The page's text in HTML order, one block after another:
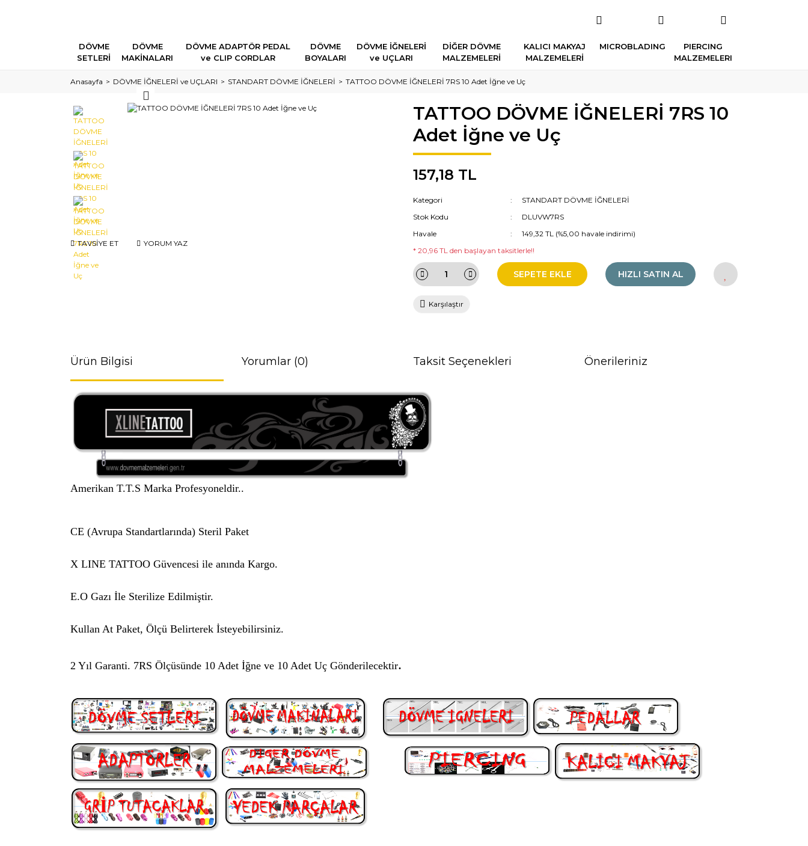
DÖVME
SETLERİ
DÖVME
MAKİNALARI
DÖVME ADAPTÖR PEDAL
ve CLIP CORDLAR
DÖVME
BOYALARI
DÖVME İĞNELERİ
ve UÇLARI
DİĞER DÖVME
MALZEMELERİ
KALICI MAKYAJ
MALZEMELERİ
MICROBLADING
PIERCING
MALZEMELERI
Anasayfa DÖVME İĞNELERİ ve UÇLARI STANDART DÖVME İĞNELERİ TATTOO DÖVME İĞNELERİ 7RS 10 Adet İğne ve Uç
TAVSİYE ET YORUM YAZ
TATTOO DÖVME İĞNELERİ 7RS 10
Adet İğne ve Uç
157,18 TL
Kategori
STANDART DÖVME İĞNELERİ
Stok Kodu
DLUVW7RS
Havale
149,32 TL (%5,00 havale indirimi)
* 20,96 TL den başlayan taksitlerle!!
SEPETE EKLE HIZLI SATIN AL
Karşılaştır
Ürün Bilgisi Yorumlar (0) Taksit Seçenekleri Önerileriniz
Amerikan T.T.S Marka Profesyoneldir..
CE (Avrupa Standartlarında) Steril Paket
X LINE TATTOO Güvencesi ile anında Kargo.
E.O Gazı İle Sterilize Edilmiştir.
Kullan At Paket, Ölçü Belirterek İsteyebilirsiniz.
2 Yıl Garanti. 7RS Ölçüsünde 10 Adet İğne ve 10 Adet Uç Gönderilecektir.